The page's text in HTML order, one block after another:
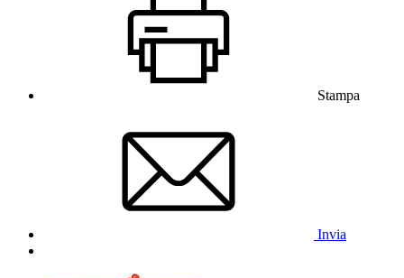
Stampa
Invia